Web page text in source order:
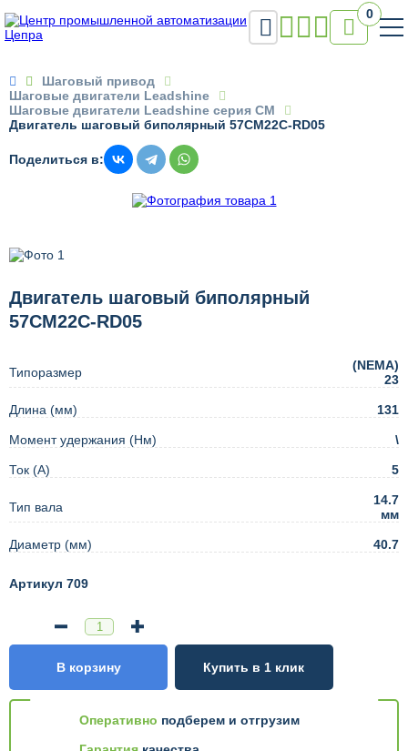
 0

Шаговый привод
Шаговые двигатели Leadshine
Шаговые двигатели Leadshine серия CM
Двигатель шаговый биполярный 57CM22C-RD05
Поделиться в:
Двигатель шаговый биполярный
57CM22C-RD05
Типоразмер
(NEMA)
23
Длина (мм) 131
Момент удержания (Нм) \
Ток (А) 5
Тип вала
14.7
мм
Диаметр (мм) 40.7
Артикул 709
Оперативно подберем и отгрузим
В корзину Купить в 1 клик